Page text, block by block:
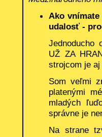
Ako
udalosť -
Jednoducho
UŽ ZA
strojcom je
Som veľmi
platenými
mladých
správne je
Na strane